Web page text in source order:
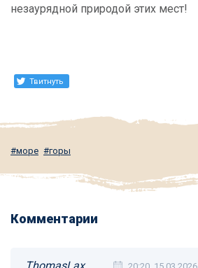
незаурядной природой этих мест!
Твитнуть
море горы
Комментарии